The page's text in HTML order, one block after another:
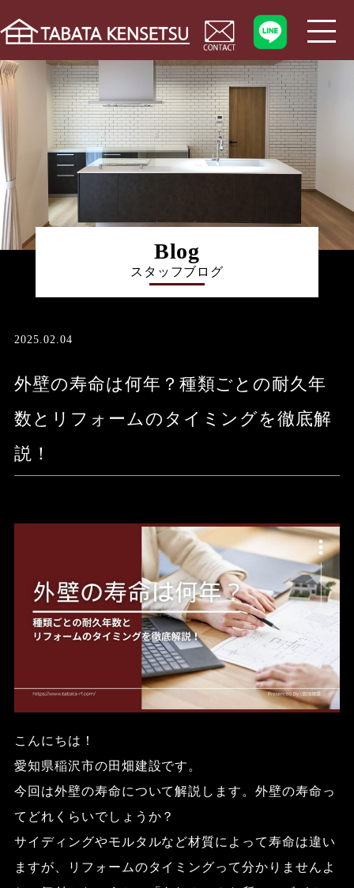
Blog
スタッフブログ
2025.02.04
外壁の寿命は何年？種類ごとの耐久年
数とリフォームのタイミングを徹底解
説！
こんにちは！
愛知県稲沢市の田畑建設です。
今回は外壁の寿命について解説します。外壁の寿命っ
てどれくらいでしょうか？
サイディングやモルタルなど材質によって寿命は違い
ますが、リフォームのタイミングって分かりませんよ